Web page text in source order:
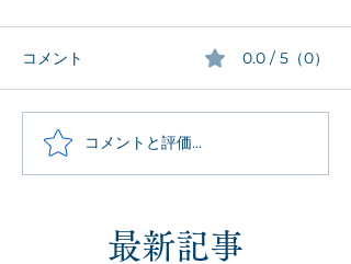
コメント 0.0 / 5（0）
コメントと評価...
最新記事